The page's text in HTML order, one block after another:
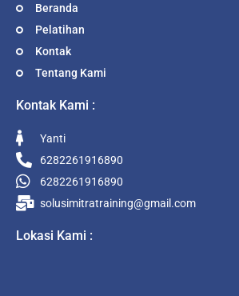
Beranda
Pelatihan
Kontak
Tentang Kami
Kontak Kami :
Yanti
6282261916890
6282261916890
solusimitratraining@gmail.com
Lokasi Kami :